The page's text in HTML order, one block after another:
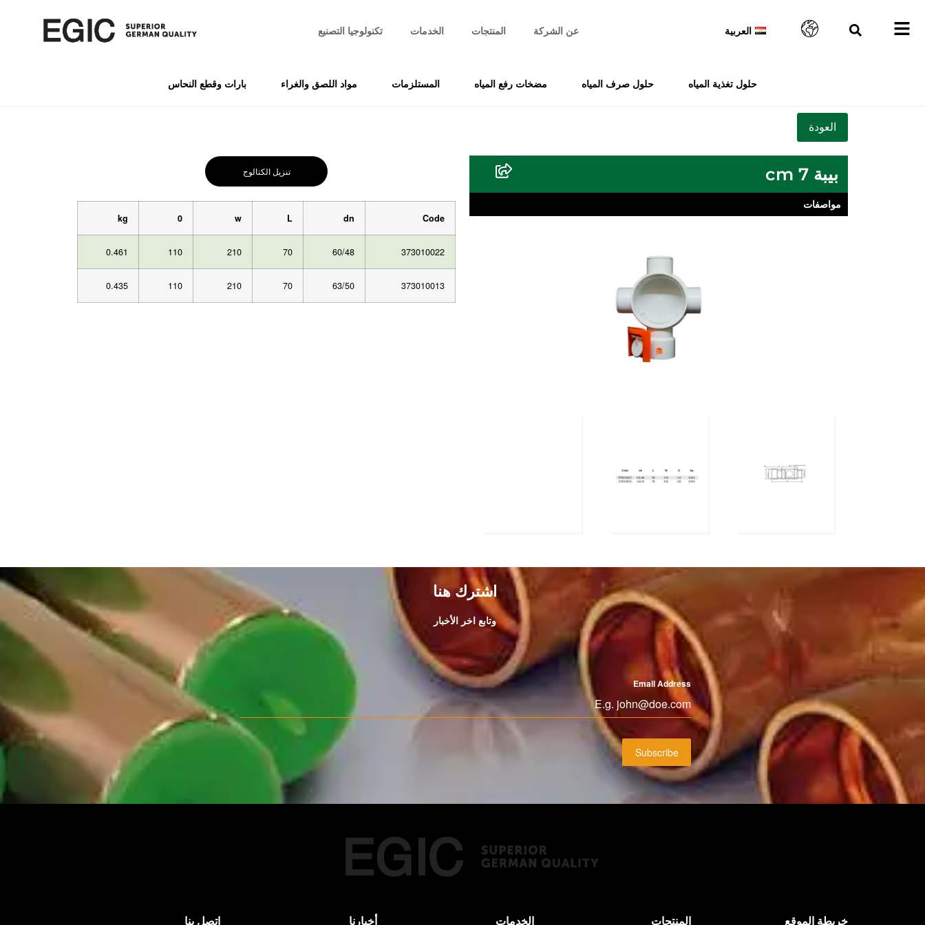
العربية عن الشركة المنتجات الخدمات تكنولوجيا التصنيع
حلول تغذية المياه حلول صرف المياه مضخات رفع المياه المستلزمات مواد اللصق والغراء بارات وقطع النحاس
بيبة 7 cm
مواصفات
تنزيل الكتالوج
Code
dn
L
w
0
kg
373010022
60/48
70
210
110
0.461
373010013
63/50
70
210
110
0.435
اشترك هنا
وتابع اخر الأخبار
Email Address
*
Subscribe
خريطة الموقع المنتجات الخدمات أخبارنا اتصل بنا